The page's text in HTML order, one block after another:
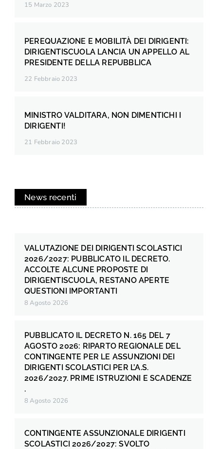
15 Marzo 2023
PEREQUAZIONE E MOBILITÀ DEI DIRIGENTI:
DIRIGENTISCUOLA LANCIA UN APPELLO AL
PRESIDENTE DELLA REPUBBLICA
22 Febbraio 2023
MINISTRO VALDITARA, NON DIMENTICHI I
DIRIGENTI!
21 Febbraio 2023
News recenti
VALUTAZIONE DEI DIRIGENTI SCOLASTICI
2026/2027: PUBBLICATO IL DECRETO.
ACCOLTE ALCUNE PROPOSTE DI
DIRIGENTISCUOLA, RESTANO APERTE
QUESTIONI IMPORTANTI
8 Agosto 2026
PUBBLICATO IL DECRETO N. 165 DEL 7
AGOSTO 2026: RIPARTO REGIONALE DEL
CONTINGENTE PER LE ASSUNZIONI DEI
DIRIGENTI SCOLASTICI PER L’A.S.
2026/2027. PRIME ISTRUZIONI E SCADENZE
.
8 Agosto 2026
CONTINGENTE ASSUNZIONALE DIRIGENTI
SCOLASTICI 2026/2027: SVOLTO